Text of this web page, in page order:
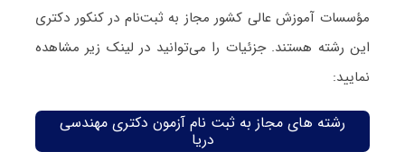
مؤسسات آموزش عالی کشور مجاز به ثبت‌نام در کنکور دکتری
این رشته هستند. جزئیات را می‌توانید در لینک زیر مشاهده
نمایید:
رشته های مجاز به ثبت نام آزمون دکتری مهندسی
دریا